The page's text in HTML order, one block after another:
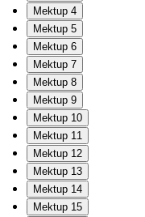
Mektup 4
Mektup 5
Mektup 6
Mektup 7
Mektup 8
Mektup 9
Mektup 10
Mektup 11
Mektup 12
Mektup 13
Mektup 14
Mektup 15